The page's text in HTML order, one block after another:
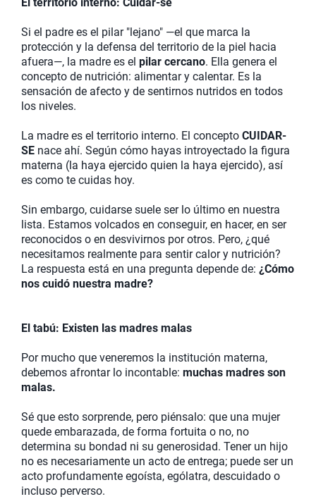
El territorio interno: Cuidar-se
Si el padre es el pilar "lejano" —el que marca la
protección y la defensa del territorio de la piel hacia
afuera—, la madre es el pilar cercano. Ella genera el
concepto de nutrición: alimentar y calentar. Es la
sensación de afecto y de sentirnos nutridos en todos
los niveles.
La madre es el territorio interno. El concepto CUIDAR-
SE nace ahí. Según cómo hayas introyectado la figura
materna (la haya ejercido quien la haya ejercido), así
es como te cuidas hoy.
Sin embargo, cuidarse suele ser lo último en nuestra
lista. Estamos volcados en conseguir, en hacer, en ser
reconocidos o en desvivirnos por otros. Pero, ¿qué
necesitamos realmente para sentir calor y nutrición?
La respuesta está en una pregunta depende de: ¿Cómo
nos cuidó nuestra madre?
El tabú: Existen las madres malas
Por mucho que veneremos la institución materna,
debemos afrontar lo incontable: muchas madres son
malas.
Sé que esto sorprende, pero piénsalo: que una mujer
quede embarazada, de forma fortuita o no, no
determina su bondad ni su generosidad. Tener un hijo
no es necesariamente un acto de entrega; puede ser un
acto profundamente egoísta, ególatra, descuidado o
incluso perverso.